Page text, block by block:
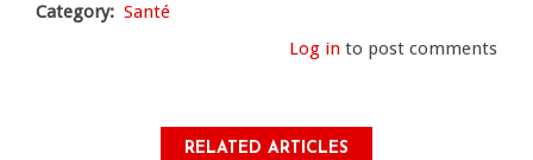
Category
Santé
Log in to post comments
RELATED ARTICLES